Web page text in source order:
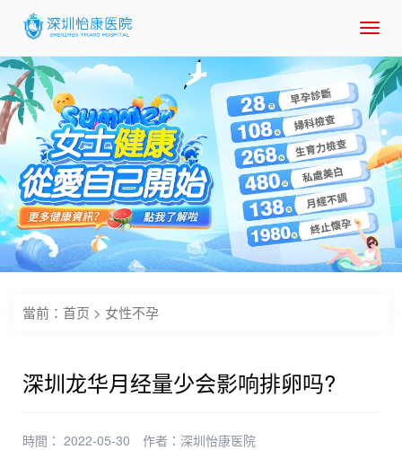
當前： 首页 > 女性不孕
深圳龙华月经量少会影响排卵吗?
時間： 2022-05-30 作者： 深圳怡康医院